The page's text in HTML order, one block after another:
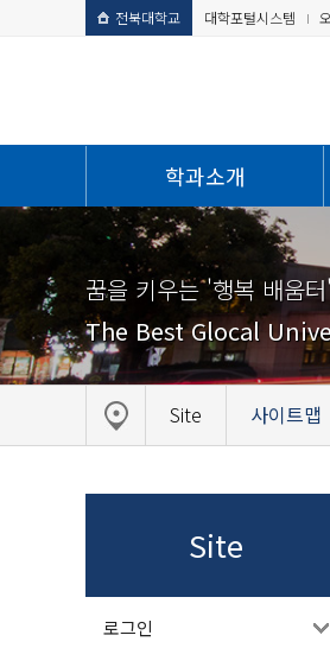
전북대학교 대학포털시스템
학과소개
꿈을 키우는 '행복 배움
The Best Glocal
Site 사이트맵
Site
로그인